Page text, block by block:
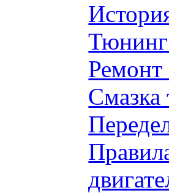
Тюнинг
Смазка